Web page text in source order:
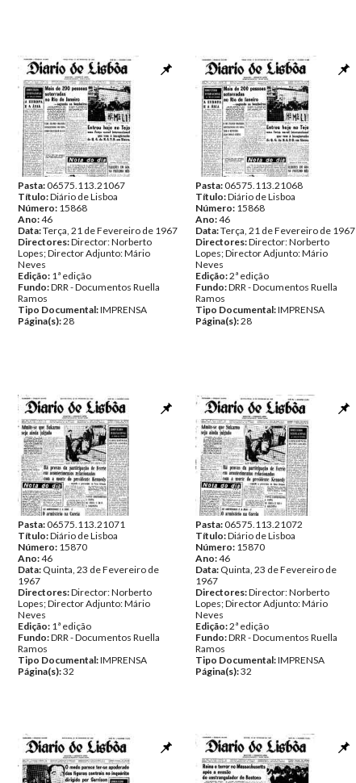
Pasta:06575.113.21067
Título:Diário de Lisboa
Número: 15868
Ano:46
Data:Terça, 21 de Fevereiro de 1967
Directores:Director: Norberto
Lopes; Director Adjunto: Mário
Neves
Edição: 1ª edição
Fundo:DRR - Documentos Ruella
Ramos
Tipo Documental:IMPRENSA
Página(s):28
Pasta:06575.113.21068
Título:Diário de Lisboa
Número: 15868
Ano:46
Data:Terça, 21 de Fevereiro de 1967
Directores:Director: Norberto
Lopes; Director Adjunto: Mário
Neves
Edição:2ª edição
Fundo:DRR - Documentos Ruella
Ramos
Tipo Documental:IMPRENSA
Página(s):28
Pasta:06575.113.21071
Título:Diário de Lisboa
Número: 15870
Ano:46
Data: Quinta, 23 de Fevereiro de
1967
Directores:Director: Norberto
Lopes; Director Adjunto: Mário
Neves
Edição: 1ª edição
Fundo:DRR - Documentos Ruella
Ramos
Tipo Documental:IMPRENSA
Página(s):32
Pasta:06575.113.21072
Título:Diário de Lisboa
Número: 15870
Ano:46
Data: Quinta, 23 de Fevereiro de
1967
Directores:Director: Norberto
Lopes; Director Adjunto: Mário
Neves
Edição:2ª edição
Fundo:DRR - Documentos Ruella
Ramos
Tipo Documental:IMPRENSA
Página(s):32